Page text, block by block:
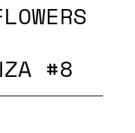
#8